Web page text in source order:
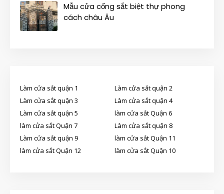
Mẫu cửa cổng sắt biệt thự phong
cách châu Âu
Làm cửa sắt quận 1
Làm cửa sắt quận 2
Làm cửa sắt quận 3
Làm cửa sắt quận 4
Làm cửa sắt quận 5
làm cửa sắt Quận 6
làm cửa sắt Quận 7
Làm cửa sắt quận 8
Làm cửa sắt quận 9
làm cửa sắt Quận 11
làm cửa sắt Quận 12
làm cửa sắt Quận 10